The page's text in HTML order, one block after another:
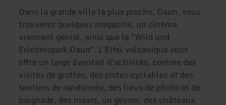
Dans la grande ville la plus proche, Daun, vous
trouverez quelques magasins, un cinéma
vraiment génial, ainsi que le "Wild und
Erlebnispark Daun". L'Eifel volcanique vous
offre un large éventail d'activités, comme des
visites de grottes, des pistes cyclables et des
sentiers de randonnée, des lieux de pêche et de
baignade, des maars, un geyser, des châteaux